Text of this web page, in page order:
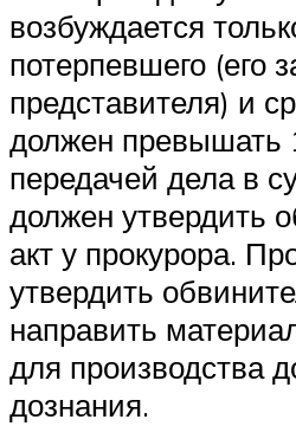
возбуждается
потерпевшего (его
представителя) и
должен превышать
передачей дела в
должен утвердить
акт у прокурора.
утвердить
направить
для производства
дознания.